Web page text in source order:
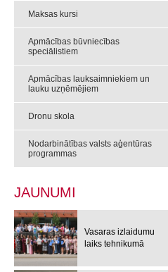
Maksas kursi
Apmācības būvniecības
speciālistiem
Apmācības lauksaimniekiem un
lauku uzņēmējiem
Dronu skola
Nodarbinātības valsts aģentūras
programmas
JAUNUMI
Vasaras izlaidumu
laiks tehnikumā